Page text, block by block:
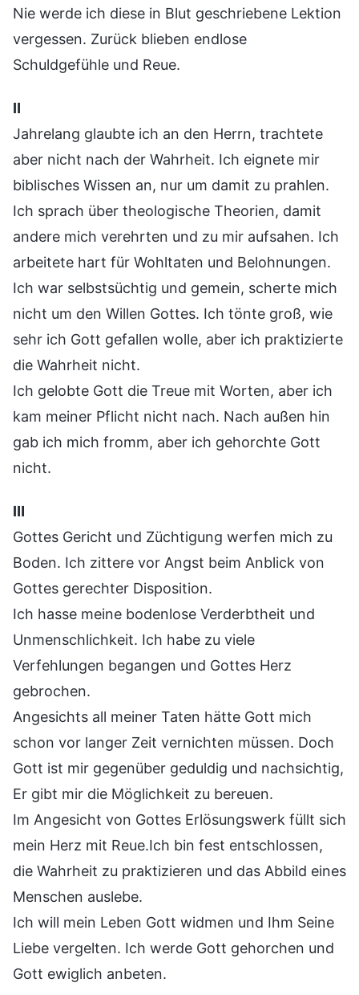
Nie werde ich diese in Blut geschriebene Lektion
vergessen. Zurück blieben endlose
Schuldgefühle und Reue.
Ⅱ
Jahrelang glaubte ich an den Herrn, trachtete
aber nicht nach der Wahrheit. Ich eignete mir
biblisches Wissen an, nur um damit zu prahlen.
Ich sprach über theologische Theorien, damit
andere mich verehrten und zu mir aufsahen. Ich
arbeitete hart für Wohltaten und Belohnungen.
Ich war selbstsüchtig und gemein, scherte mich
nicht um den Willen Gottes. Ich tönte groß, wie
sehr ich Gott gefallen wolle, aber ich praktizierte
die Wahrheit nicht.
Ich gelobte Gott die Treue mit Worten, aber ich
kam meiner Pflicht nicht nach. Nach außen hin
gab ich mich fromm, aber ich gehorchte Gott
nicht.
Ⅲ
Gottes Gericht und Züchtigung werfen mich zu
Boden. Ich zittere vor Angst beim Anblick von
Gottes gerechter Disposition.
Ich hasse meine bodenlose Verderbtheit und
Unmenschlichkeit. Ich habe zu viele
Verfehlungen begangen und Gottes Herz
gebrochen.
Angesichts all meiner Taten hätte Gott mich
schon vor langer Zeit vernichten müssen. Doch
Gott ist mir gegenüber geduldig und nachsichtig,
Er gibt mir die Möglichkeit zu bereuen.
Im Angesicht von Gottes Erlösungswerk füllt sich
mein Herz mit Reue.Ich bin fest entschlossen,
die Wahrheit zu praktizieren und das Abbild eines
Menschen auslebe.
Ich will mein Leben Gott widmen und Ihm Seine
Liebe vergelten. Ich werde Gott gehorchen und
Gott ewiglich anbeten.